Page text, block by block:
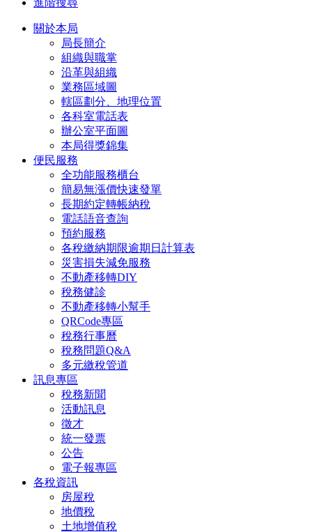
關於本局
局長簡介
組織與職掌
沿革與組織
業務區域圖
轄區劃分、地理位置
各科室電話表
辦公室平面圖
本局得獎錦集
便民服務
全功能服務櫃台
簡易無漲價快速發單
長期約定轉帳納稅
電話語音查詢
預約服務
各稅繳納期限逾期日計算表
災害損失減免服務
不動產移轉DIY
稅務健診
不動產移轉小幫手
QRCode專區
稅務行事曆
稅務問題Q&A
多元繳稅管道
訊息專區
稅務新聞
活動訊息
徵才
統一發票
公告
電子報專區
各稅資訊
房屋稅
地價稅
土地增值稅